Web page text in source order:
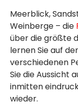
Meerblick,
Weinberge – die
über die größte
lernen Sie auf
verschiedenen
Sie die Aussicht
inmitten
wieder.